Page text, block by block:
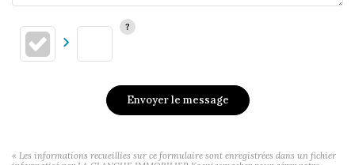
Envoyer le message
« Les informations recueillies sur ce formulaire sont enregistrées dans un fichier